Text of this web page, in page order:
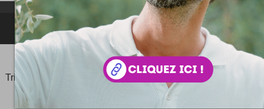
NEWSLETTER FOR EVER !
©2006- JeudiPhoto.net leblog lifestyle deSimon
Tripnaux Content Manager, créateur du hashtag
#JeudiPhoto
#CotedAzurFrance